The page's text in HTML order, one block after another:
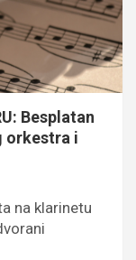
Besplatan
orkestra i
na klarinetu